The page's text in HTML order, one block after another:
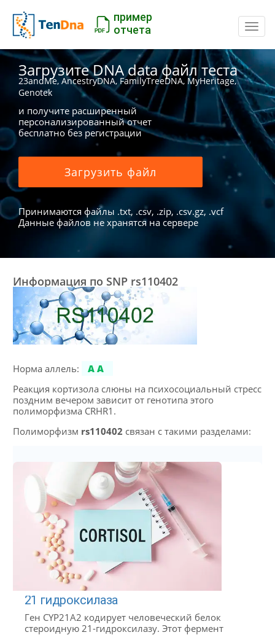
пример
отчета
Загрузите DNA data файл теста
23andMe, AncestryDNA, FamilyTreeDNA, MyHeritage,
Genotek
и получите расширенный
персонализированный отчет
бесплатно без регистрации
Загрузить файл
Принимаются файлы .txt, .csv, .zip, .csv.gz, .vcf
Данные файлов не хранятся на сервере
Информация по SNP rs110402
Норма аллель:
AA
Реакция кортизола слюны на психосоциальный стресс
поздним вечером зависит от генотипа этого
полиморфизма CRHR1.
Полиморфизм rs110402 связан с такими разделами:
21 гидроксилаза
Ген CYP21A2 кодирует человеческий белок
стероидную 21-гидроксилазу. Этот фермент